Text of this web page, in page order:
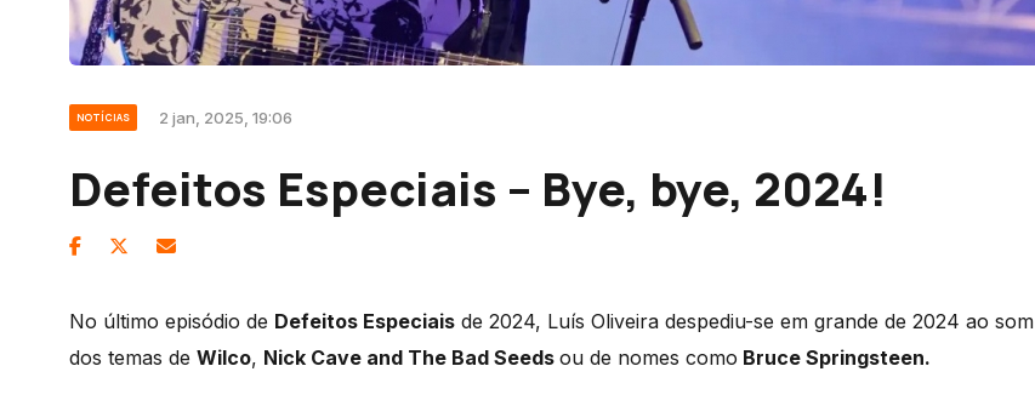
NOTÍCIAS 2 jan, 2025, 19:06
Defeitos Especiais – Bye, bye, 2024!
No último episódio de Defeitos Especiais de 2024, Luís Oliveira despediu-se em grande de 2024 ao som
dos temas de Wilco, Nick Cave and The Bad Seeds ou de nomes como Bruce Springsteen.